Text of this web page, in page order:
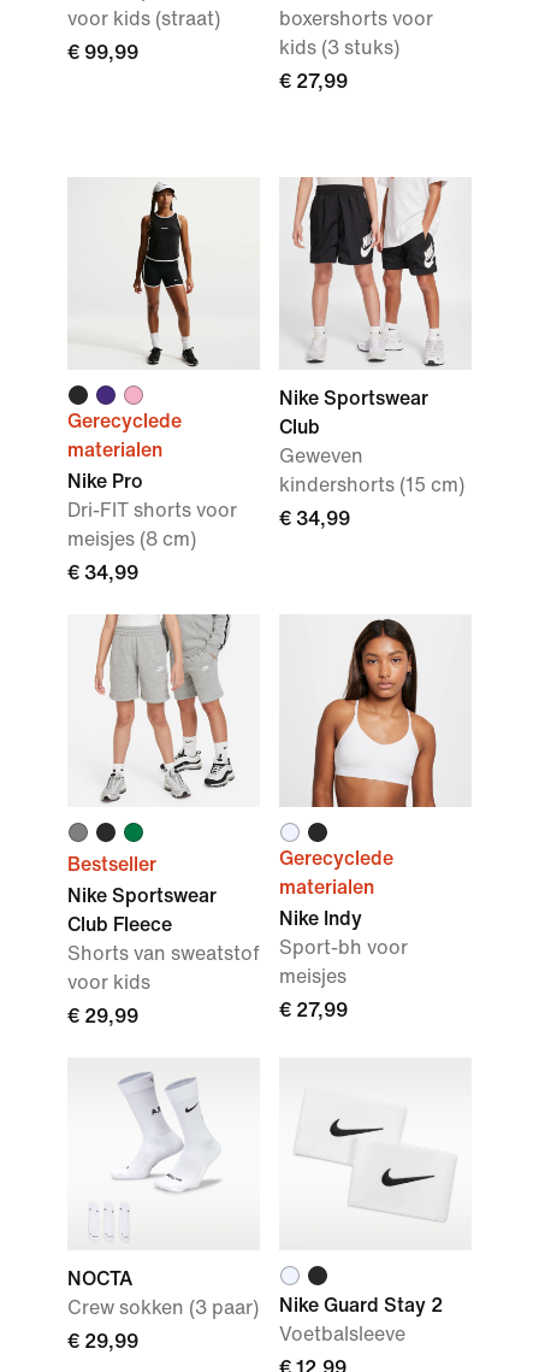
voor kids (straat)
€ 99,99
boxershorts voor
kids (3 stuks)
€ 27,99
Gerecyclede
materialen
Nike Pro
Dri-FIT shorts voor
meisjes (8 cm)
€ 34,99
Nike Sportswear
Club
Geweven
kindershorts (15 cm)
€ 34,99
Bestseller
Nike Sportswear
Club Fleece
Shorts van sweatstof
voor kids
€ 29,99
Gerecyclede
materialen
Nike Indy
Sport-bh voor
meisjes
€ 27,99
NOCTA
Crew sokken (3 paar)
€ 29,99
Nike Guard Stay 2
Voetbalsleeve
€ 12,99